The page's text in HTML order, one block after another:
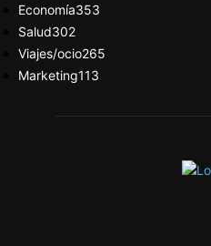
Economía353
Salud302
Viajes/ocio265
Marketing113